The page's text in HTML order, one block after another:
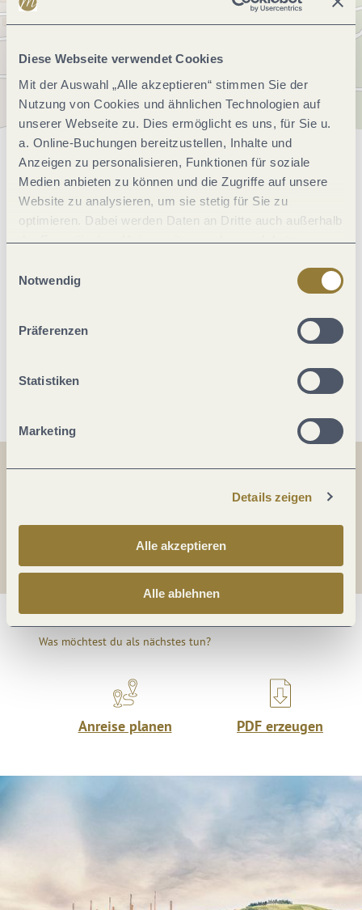
Diese Webseite verwendet Cookies
Mit der Auswahl „Alle akzeptieren“ stimmen Sie der
Nutzung von Cookies und ähnlichen Technologien auf
unserer Webseite zu. Dies ermöglicht es uns, für Sie u.
a. Online-Buchungen bereitzustellen, Inhalte und
Anzeigen zu personalisieren, Funktionen für soziale
Medien anbieten zu können und die Zugriffe auf unsere
Website zu analysieren, um sie stetig für Sie zu
optimieren. Dabei werden Daten an Dritte auch außerhalb
der Europäischen Union weitergegeben und dort
jederzeit widerrufen werden. Mit der Auswahl "Alle
ablehnen" kann es zu Beeinträchtigungen in der Nutzung
Notwendig
Präferenzen
Statistiken
Marketing
Details zeigen
Alle akzeptieren
Alle ablehnen
Allgemeine Informationen
Ausstattung Zimmer/Appartement
Betten & Zimmer
Weitere Infos
Was möchtest du als nächstes tun?
Anreise planen PDF erzeugen